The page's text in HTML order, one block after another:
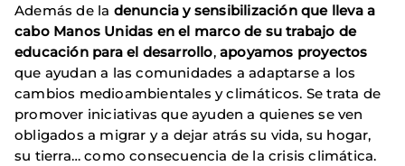
Además de la denuncia y sensibilización que lleva a
cabo Manos Unidas en el marco de su trabajo de
educación para el desarrollo,apoyamos proyectos
que ayudan a las comunidades a adaptarse a los
cambios medioambientales y climáticos. Se trata de
promover iniciativas que ayuden a quienes se ven
obligados a migrar y a dejar atrás su vida, su hogar,
su tierra… como consecuencia de la crisis climática.